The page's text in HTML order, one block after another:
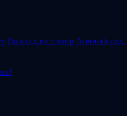
Расклад на 7 чакр Личный год